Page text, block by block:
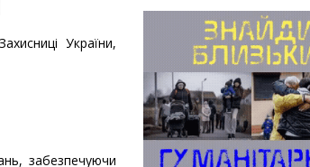
України,
забезпечуючи